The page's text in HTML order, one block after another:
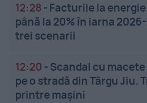
12:28 - Facturile la
până la 20% în iarna
trei scenarii
12:20 - Scandal cu
pe o stradă din Târgu Jiu.
printre mașini